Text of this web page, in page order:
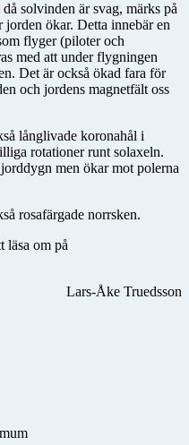
solvinden är svag, märks på
jorden ökar. Detta innebär en
flyger (piloter och
med att under flygningen
Det är också ökad fara för
och jordens magnetfält oss
långlivade koronahål i
rotationer runt solaxeln.
men ökar mot polerna
rosafärgade norrsken.
läsa om på
Lars-Åke Truedsson